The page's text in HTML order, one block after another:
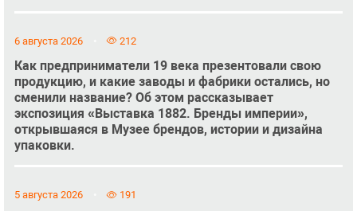
6 августа 2026 212
Как предприниматели 19 века презентовали свою
продукцию, и какие заводы и фабрики остались, но
сменили название? Об этом рассказывает
экспозиция «Выставка 1882. Бренды империи»,
открывшаяся в Музее брендов, истории и дизайна
упаковки.
5 августа 2026 191